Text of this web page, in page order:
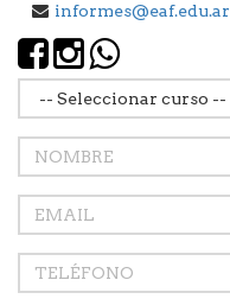
informes@eaf.edu.ar